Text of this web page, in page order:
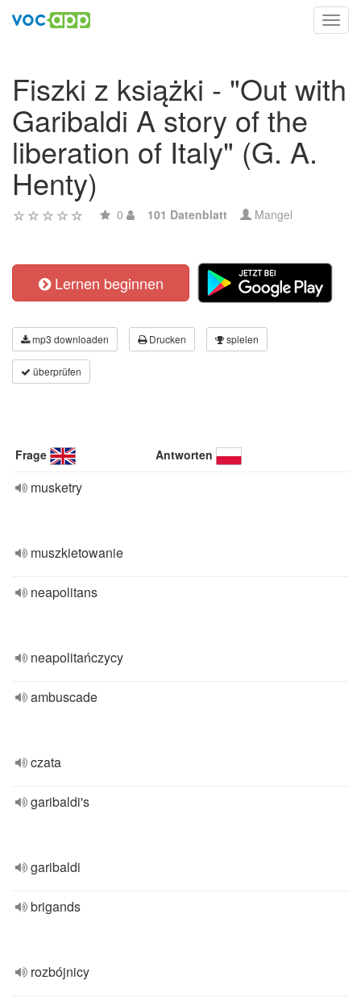
Fiszki z książki - "Out with
Garibaldi A story of the
liberation of Italy" (G. A.
Henty)
0 101 Datenblatt Mangel
Lernen beginnen
mp3 downloaden Drucken spielen
überprüfen
Frage Antworten
musketry
muszkietowanie
neapolitans
neapolitańczycy
ambuscade
czata
garibaldi's
garibaldi
brigands
rozbójnicy